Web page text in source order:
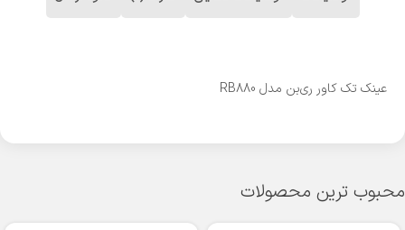
عینک تک کاور ری‌بن مدل RB880
محبوب ترین محصولات